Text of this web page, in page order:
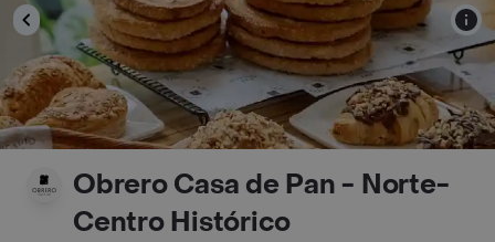
Obrero Casa de Pan - Norte-
Centro Histórico